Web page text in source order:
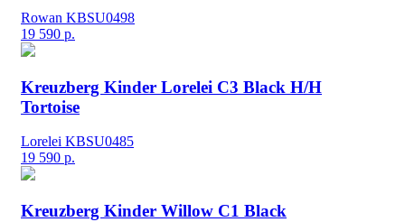
Rowan KBSU0498
19 590 р.
Kreuzberg Kinder Lorelei C3 Black H/H
Tortoise
Lorelei KBSU0485
19 590 р.
Kreuzberg Kinder Willow C1 Black